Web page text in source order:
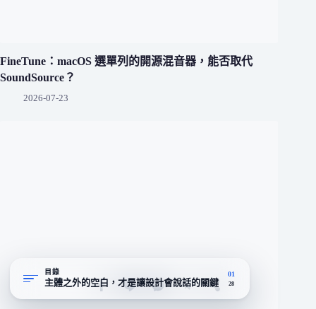
FineTune：macOS 選單列的開源混音器，能否取代
SoundSource？
2026-07-23
目錄
主體之外的空白，才是讓設計會說話的關鍵
01
28